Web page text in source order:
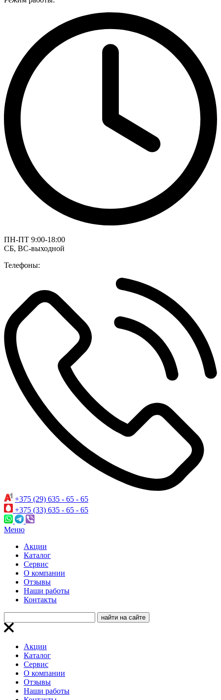
ПН-ПТ 9:00-18:00
СБ, ВС-выходной
Телефоны:
+375 (29) 635 - 65 - 65
+375 (33) 635 - 65 - 65
Меню
Акции
Каталог
Сервис
О компании
Отзывы
Наши работы
Контакты
Акции
Каталог
Сервис
О компании
Отзывы
Наши работы